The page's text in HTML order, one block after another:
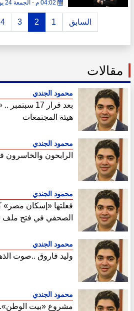
المصرية
04:02 م - الجمعة 24 يوليو 2026
السابق 1
2
3
4
مقالات
محمود الجندي
بعد قرار 17
هيئة المجتمعات
محمود الجندي
الرابحون والخاسرون
محمود الجندي
فعلتها «إسكان مصر»
الصحفي في فتح
محمود الجندي
وليد فاروق ..صوت
محمود الجندي
مشروع «بيت الوطن»..